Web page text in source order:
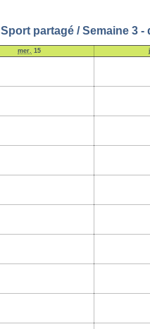
Sport partagé / Semaine 3 -
mer. 15